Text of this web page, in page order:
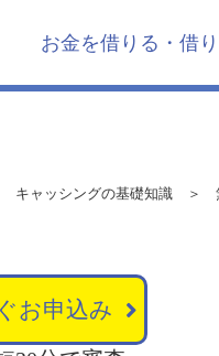
お金を借りる・借
キャッシングの基礎知識 ＞
お申込み